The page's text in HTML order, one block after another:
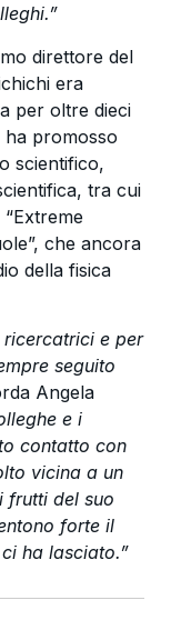
direttore del
era
per oltre dieci
ha promosso
scientifico,
tra cui
che ancora
della fisica
ricercatrici e per
seguito
Angela
e i
contatto con
vicina a un
frutti del suo
forte il
ha lasciato.”